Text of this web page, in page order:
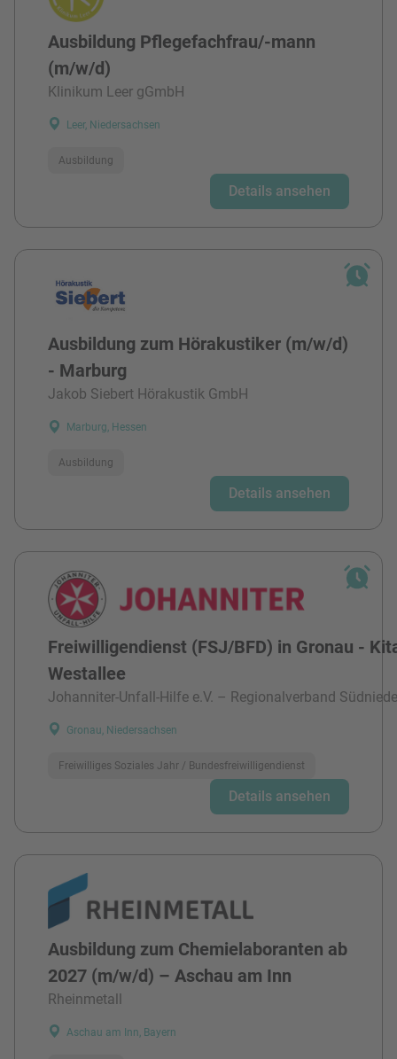
Ausbildung Pflegefachfrau/-mann
(m/w/d)
Klinikum Leer gGmbH
Leer, Niedersachsen
Ausbildung
Details ansehen
Ausbildung zum Hörakustiker (m/w/d)
- Marburg
Jakob Siebert Hörakustik GmbH
Marburg, Hessen
Ausbildung
Details ansehen
Freiwilligendienst (FSJ/BFD) in Gronau -
Westallee
Johanniter-Unfall-Hilfe e.V. – Regionalverband
Gronau, Niedersachsen
Freiwilliges Soziales Jahr / Bundesfreiwilligendienst
Details ansehen
Ausbildung zum Chemielaboranten ab
2027 (m/w/d) – Aschau am Inn
Rheinmetall
Aschau am Inn, Bayern